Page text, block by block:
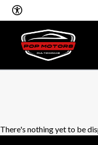
There's nothing yet to be